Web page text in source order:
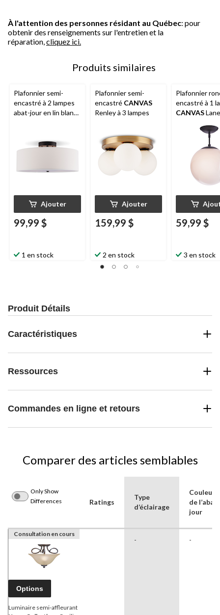
À l'attention des personnes résidant au Québec: pour
obtenir des renseignements sur l'entretien et la
réparation, cliquez ici.
Produits similaires
Plafonnier semi-
encastré à 2 lampes
abat-jour en lin blanc
Ajouter
99,99 $
1 en stock
Plafonnier semi-
encastré CANVAS
Renley à 3 lampes
Ajouter
159,99 $
2 en stock
Plafonnier
encastré à 1
CANVAS
59,99 $
3 en stock
Produit Détails
Caractéristiques
Ressources
Commandes en ligne et retours
Comparer des articles semblables
Only Show
Differences
Ratings
Type
d’éclairage
Couleur/
de l’abat-
jour
Consultation en cours
Options
Luminaire semi-affleurant
- -